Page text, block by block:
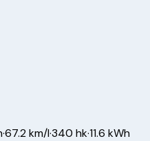
·67.2 km/l·340 hk·11.6 kWh